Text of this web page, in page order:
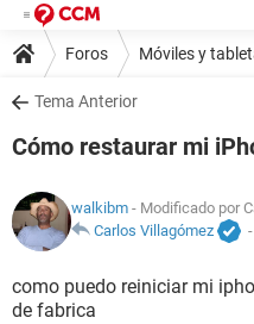
Foros Móviles y
Tema Anterior
Cómo restaurar mi
walkibm - Modificado por
Carlos Villagómez
-
como puedo reiniciar mi
de fabrica